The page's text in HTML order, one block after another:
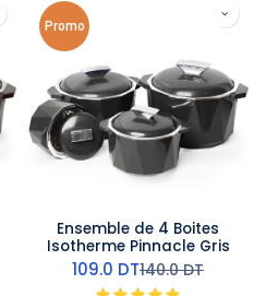
Promo
Ensemble de 4 Boites
Isotherme Pinnacle Gris
109.0 DT140.0DT